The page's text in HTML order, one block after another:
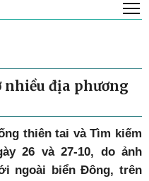
nhiều địa phương
thiên tai và Tìm kiếm
26 và 27-10, do ảnh
ngoài biển Đông, trên